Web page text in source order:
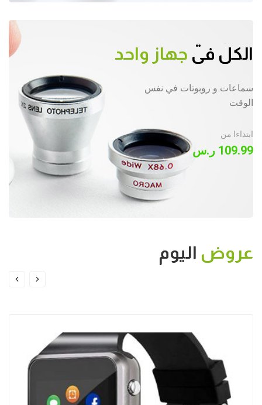
الكل في جهاز واحد
سماعات و روبوتات في نفس
الوقت
ابتداءا من
109.99 ر.س
عروض اليوم